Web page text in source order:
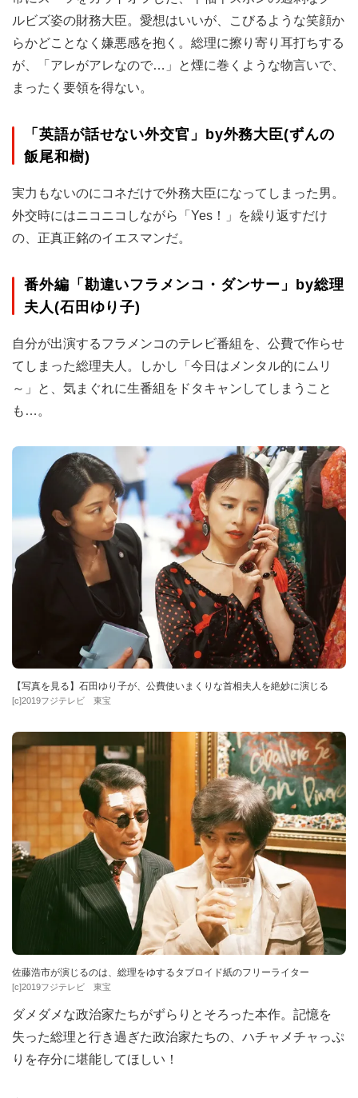
ルビズ姿の財務大臣。愛想はいいが、こびるような笑顔か
らかどことなく嫌悪感を抱く。総理に擦り寄り耳打ちする
が、「アレがアレなので…」と煙に巻くような物言いで、
まったく要領を得ない。
「英語が話せない外交官」by外務大臣(ずんの
飯尾和樹)
実力もないのにコネだけで外務大臣になってしまった男。
外交時にはニコニコしながら「Yes！」を繰り返すだけ
の、正真正銘のイエスマンだ。
番外編「勘違いフラメンコ・ダンサー」by総理
夫人(石田ゆり子)
自分が出演するフラメンコのテレビ番組を、公費で作らせ
てしまった総理夫人。しかし「今日はメンタル的にムリ
～」と、気まぐれに生番組をドタキャンしてしまうこと
も…。
【写真を見る】石田ゆり子が、公費使いまくりな首相夫人を絶妙に演じる
[c]2019フジテレビ 東宝
佐藤浩市が演じるのは、総理をゆするタブロイド紙のフリーライター
[c]2019フジテレビ 東宝
ダメダメな政治家たちがずらりとそろった本作。記憶を
失った総理と行き過ぎた政治家たちの、ハチャメチャっぷ
りを存分に堪能してほしい！